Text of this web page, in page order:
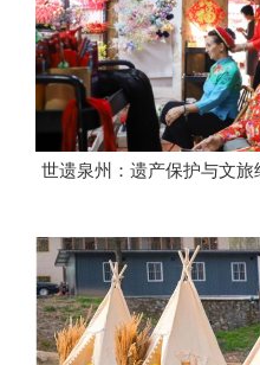
世遗泉州：遗产保护与文旅